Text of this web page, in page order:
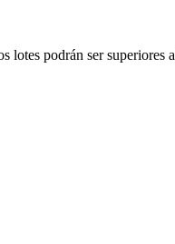
podrán ser superiores